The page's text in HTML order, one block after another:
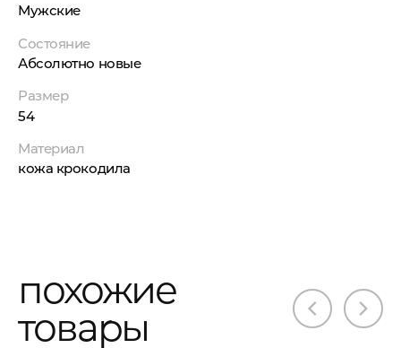
Мужские
Состояние
Абсолютно новые
Размер
54
Материал
кожа крокодила
похожие
товары